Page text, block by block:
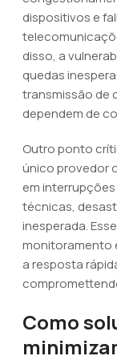
dispositivos e
disso, a
quedas
transmissão de
dependem de
Outro ponto
único provedor
em
técnicas,
inesperada.
monitoramento
a resposta
Como